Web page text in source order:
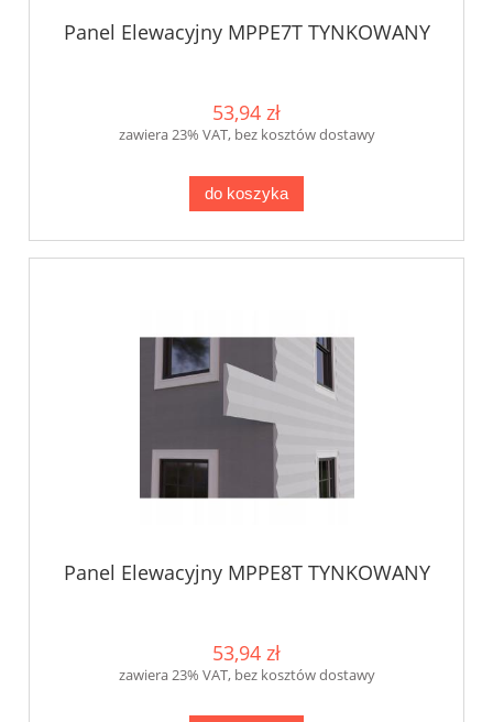
Panel Elewacyjny MPPE7T TYNKOWANY
53,94 zł
zawiera 23% VAT, bez kosztów dostawy
do koszyka
Panel Elewacyjny MPPE8T TYNKOWANY
53,94 zł
zawiera 23% VAT, bez kosztów dostawy